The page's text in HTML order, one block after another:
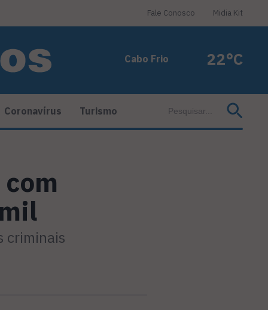
Fale Conosco Midia Kit
Cabo Frio 22°C
Coronavírus Turismo
criminais